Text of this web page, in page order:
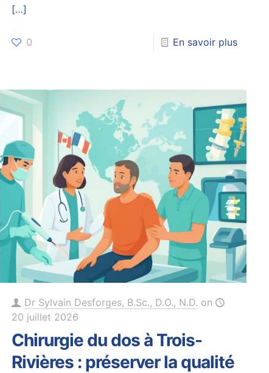
[…]
0 En savoir plus
Dr Sylvain Desforges, B.Sc., D.O., N.D. on
20 juillet 2026
Chirurgie du dos à Trois-
Rivières : préserver la qualité